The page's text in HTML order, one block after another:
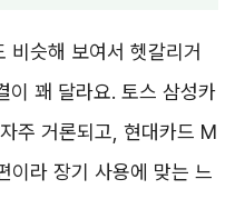
비슷해 보여서 헷갈리거
이 꽤 달라요. 토스 삼성카
주 거론되고, 현대카드 M
이라 장기 사용에 맞는 느